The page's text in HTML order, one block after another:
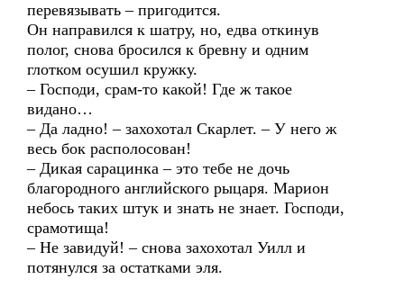
перевязывать – пригодится.
Он направился к шатру, но, едва откинув
полог, снова бросился к бревну и одним
глотком осушил кружку.
– Господи, срам-то какой! Где ж такое
видано…
– Да ладно! – захохотал Скарлет. – У него ж
весь бок располосован!
– Дикая сарацинка – это тебе не дочь
благородного английского рыцаря. Марион
небось таких штук и знать не знает. Господи,
срамотища!
– Не завидуй! – снова захохотал Уилл и
потянулся за остатками эля.